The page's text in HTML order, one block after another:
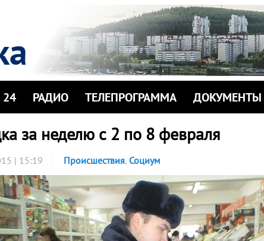
РАДИО ТЕЛЕПРОГРАММА ДОКУМЕНТЫ
за неделю с 2 по 8 февраля
| 15:19 Происшествия, Социум